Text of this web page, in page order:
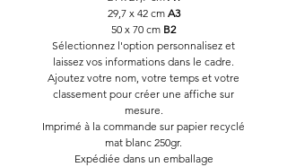
29,7 x 42 cm A3
50 x 70 cm B2
Sélectionnez l'option personnalisez et
laissez vos informations dans le cadre.
Ajoutez votre nom, votre temps et votre
classement pour créer une affiche sur
mesure.
Imprimé à la commande sur papier recyclé
mat blanc 250gr.
Expédiée dans un emballage